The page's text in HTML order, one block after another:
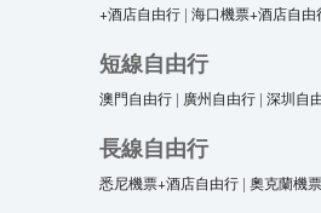
+酒店自由行 | 海口機票+酒店自由
短線自由行
澳門自由行 | 廣州自由行 | 深圳自
長線自由行
悉尼機票+酒店自由行 | 奧克蘭機